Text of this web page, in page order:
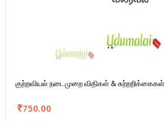
குற்றவியல் நடைமுறை விதிகள் & சுற்றறிக்கைகள்
750.00